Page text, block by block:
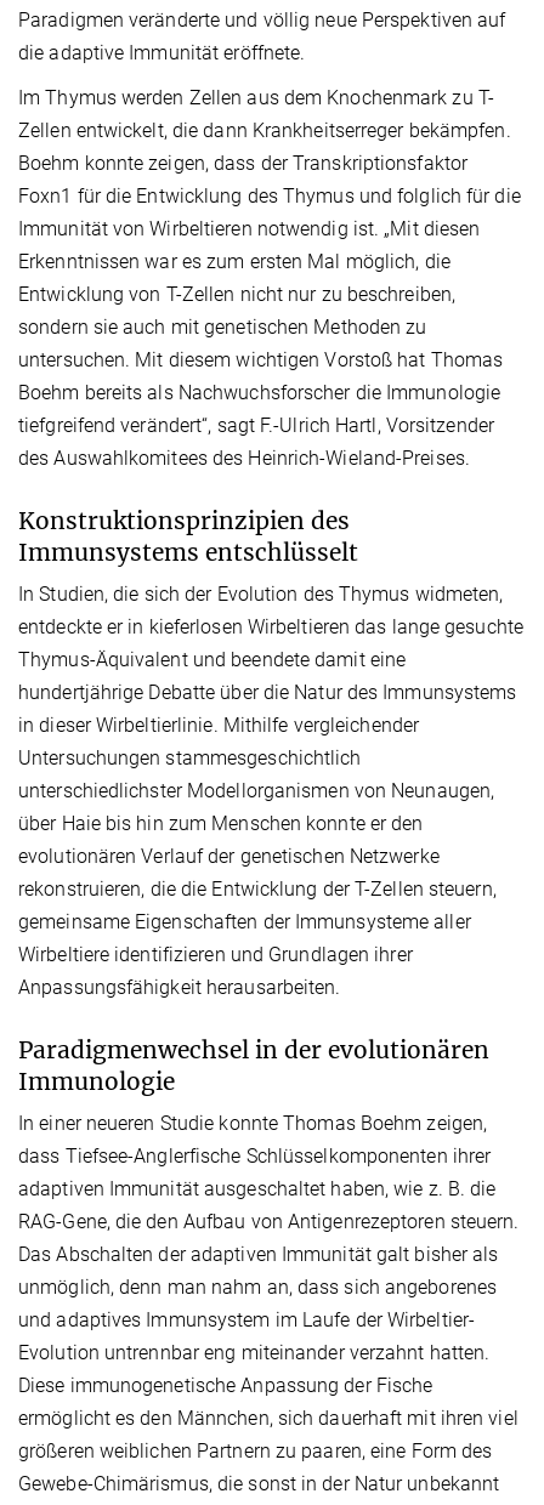
Paradigmen veränderte und völlig neue Perspektiven auf
die adaptive Immunität eröffnete.
Im Thymus werden Zellen aus dem Knochenmark zu T-
Zellen entwickelt, die dann Krankheitserreger bekämpfen.
Boehm konnte zeigen, dass der Transkriptionsfaktor
Foxn1 für die Entwicklung des Thymus und folglich für die
Immunität von Wirbeltieren notwendig ist. „Mit diesen
Erkenntnissen war es zum ersten Mal möglich, die
Entwicklung von T-Zellen nicht nur zu beschreiben,
sondern sie auch mit genetischen Methoden zu
untersuchen. Mit diesem wichtigen Vorstoß hat Thomas
Boehm bereits als Nachwuchsforscher die Immunologie
tiefgreifend verändert“, sagt F.-Ulrich Hartl, Vorsitzender
des Auswahlkomitees des Heinrich-Wieland-Preises.
Konstruktionsprinzipien des
Immunsystems entschlüsselt
In Studien, die sich der Evolution des Thymus widmeten,
entdeckte er in kieferlosen Wirbeltieren das lange gesuchte
Thymus-Äquivalent und beendete damit eine
hundertjährige Debatte über die Natur des Immunsystems
in dieser Wirbeltierlinie. Mithilfe vergleichender
Untersuchungen stammesgeschichtlich
unterschiedlichster Modellorganismen von Neunaugen,
über Haie bis hin zum Menschen konnte er den
evolutionären Verlauf der genetischen Netzwerke
rekonstruieren, die die Entwicklung der T-Zellen steuern,
gemeinsame Eigenschaften der Immunsysteme aller
Wirbeltiere identifizieren und Grundlagen ihrer
Anpassungsfähigkeit herausarbeiten.
Paradigmenwechsel in der evolutionären
Immunologie
In einer neueren Studie konnte Thomas Boehm zeigen,
dass Tiefsee-Anglerfische Schlüsselkomponenten ihrer
adaptiven Immunität ausgeschaltet haben, wie z. B. die
RAG-Gene, die den Aufbau von Antigenrezeptoren steuern.
Das Abschalten der adaptiven Immunität galt bisher als
unmöglich, denn man nahm an, dass sich angeborenes
und adaptives Immunsystem im Laufe der Wirbeltier-
Evolution untrennbar eng miteinander verzahnt hatten.
Diese immunogenetische Anpassung der Fische
ermöglicht es den Männchen, sich dauerhaft mit ihren viel
größeren weiblichen Partnern zu paaren, eine Form des
Gewebe-Chimärismus, die sonst in der Natur unbekannt